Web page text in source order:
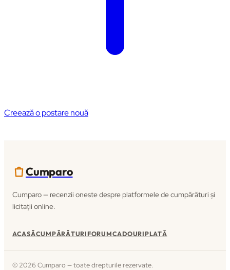
Creează o postare nouă
Cumparo
Cumparo — recenzii oneste despre platformele de cumpărături și
licitații online.
ACASĂCUMPĂRĂTURIFORUMCADOURIPLATĂ
© 2026 Cumparo — toate drepturile rezervate.